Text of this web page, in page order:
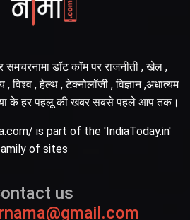
डॉट कॉम पर राजनीती , खेल ,
विश्व , हेल्थ , टेक्नोलॉजी , विज्ञान ,अधात्यम
के हर पहलू की खबर सबसे पहले आप तक।
is part of the 'IndiaToday.in'
of sites
us